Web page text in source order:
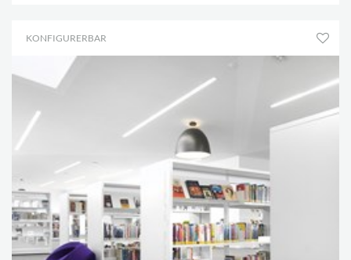
KONFIGURERBAR